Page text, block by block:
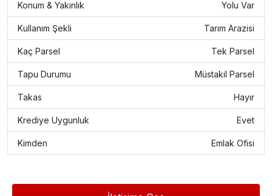
Konum & Yakınlık Yolu Var
Kullanım Şekli Tarım Arazisi
Kaç Parsel Tek Parsel
Tapu Durumu Müstakil Parsel
Takas Hayır
Krediye Uygunluk Evet
Kimden Emlak Ofisi